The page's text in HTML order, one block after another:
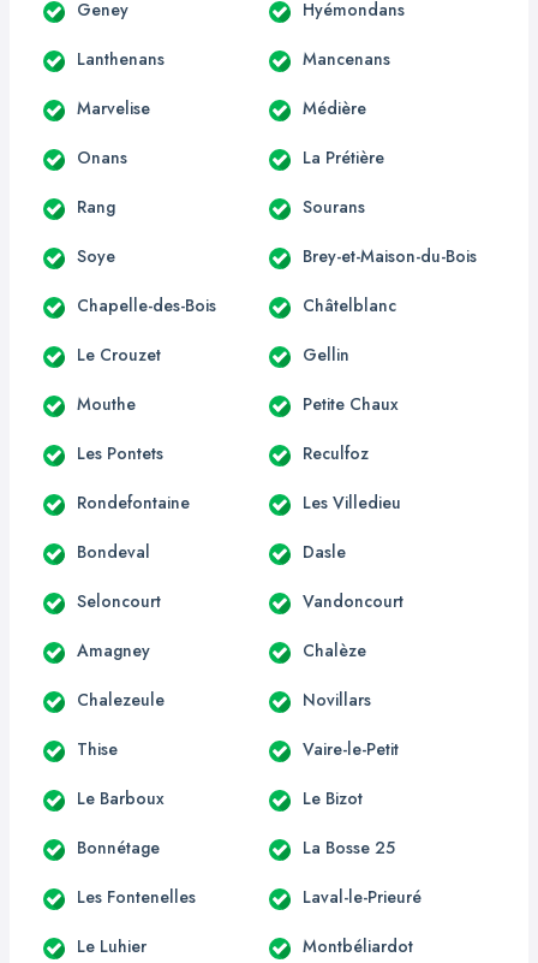
Geney Hyémondans
Lanthenans Mancenans
Marvelise Médière
Onans La Prétière
Rang Sourans
Soye Brey-et-Maison-du-Bois
Chapelle-des-Bois Châtelblanc
Le Crouzet Gellin
Mouthe Petite Chaux
Les Pontets Reculfoz
Rondefontaine Les Villedieu
Bondeval Dasle
Seloncourt Vandoncourt
Amagney Chalèze
Chalezeule Novillars
Thise Vaire-le-Petit
Le Barboux Le Bizot
Bonnétage La Bosse 25
Les Fontenelles Laval-le-Prieuré
Le Luhier Montbéliardot